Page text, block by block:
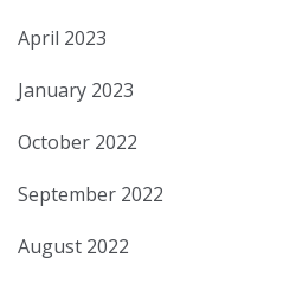
April 2023
January 2023
October 2022
September 2022
August 2022